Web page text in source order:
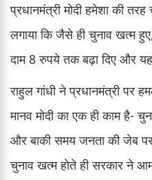
प्रधानमंत्री मोदी हमेशा की
लगाया कि जैसे ही चुनाव खत्म
दाम 8 रुपये तक बढ़ा दिए और यह
राहुल गांधी ने प्रधानमंत्री पर
मानव मोदी का एक ही काम है-
और बाकी समय जनता की जेब
चुनाव खत्म होते ही सरकार ने